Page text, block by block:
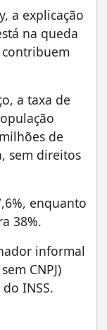
a explicação
na queda
a taxa de
de
sem direitos
enquanto
38%.
informal
CNPJ)
INSS.